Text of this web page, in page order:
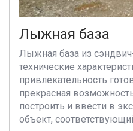
Лыжная база
Лыжная база из
технические
привлекательность
прекрасная
построить и ввести в
объект,